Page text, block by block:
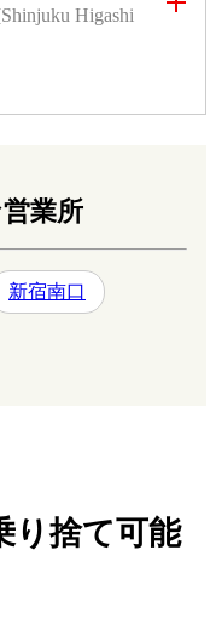
Higashi
業所
新宿南口
り捨て可能